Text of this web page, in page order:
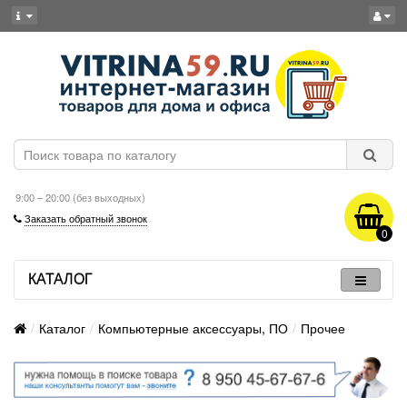
9:00 – 20:00 (без выходных)
Заказать обратный звонок
0
КАТАЛОГ
Каталог Компьютерные аксессуары, ПО Прочее